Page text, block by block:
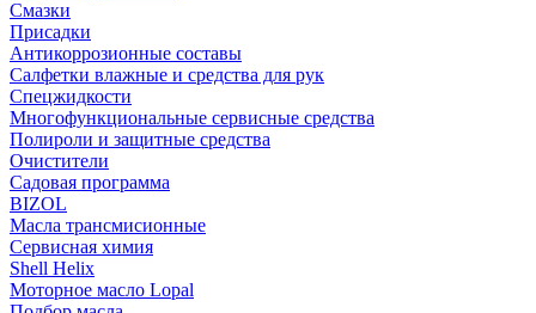
Смазки
Присадки
Антикоррозионные составы
Салфетки влажные и средства для рук
Спецжидкости
Многофункциональные сервисные средства
Полироли и защитные средства
Очистители
Садовая программа
BIZOL
Масла трансмисионные
Сервисная химия
Shell Helix
Моторное масло Lopal